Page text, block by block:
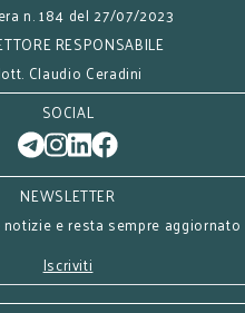
n. 184 del 27/07/2023
RESPONSABILE
Claudio Ceradini
SOCIAL
NEWSLETTER
e resta sempre aggiornato
Iscriviti